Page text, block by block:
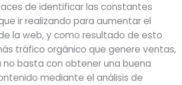
de identificar las constantes
ir realizando para aumentar el
la web, y como resultado de esto
tráfico orgánico que genere ventas,
no basta con obtener una buena
mediante el análisis de